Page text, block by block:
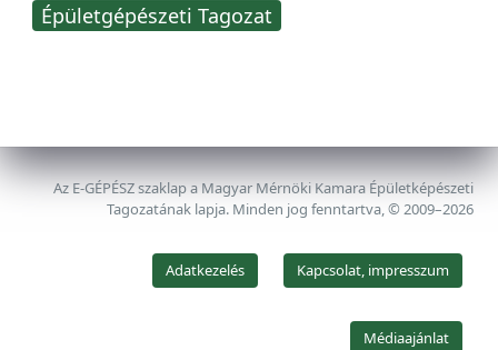
Épületgépészeti Tagozat
Az E-GÉPÉSZ szaklap a Magyar Mérnöki Kamara Épületképészeti
Tagozatának lapja. Minden jog fenntartva, © 2009–2026
Adatkezelés Kapcsolat, impresszum
Médiaajánlat